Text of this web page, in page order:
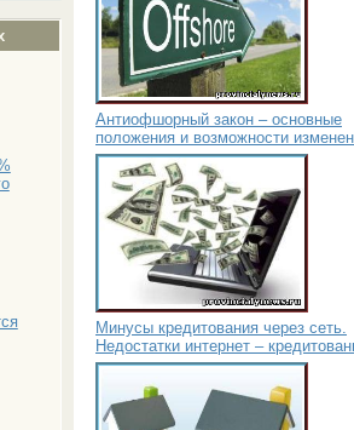
Антиофшорный закон – основные
положения и возможности
Минусы кредитования через сеть.
Недостатки интернет –